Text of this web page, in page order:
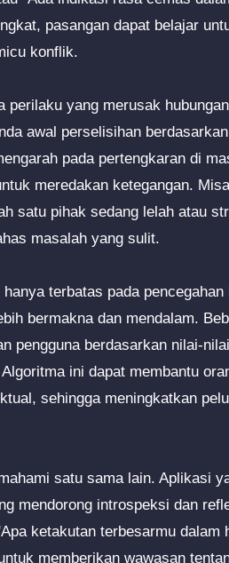
pasangan dapat belajar
konflik.
perilaku yang merusak
awal perselisihan
pada pertengkaran di
meredakan ketegangan.
satu pihak sedang lelah atau
masalah yang sulit.
terbatas pada
bermakna dan mendalam.
pengguna berdasarkan nilai-
ini dapat membantu
sehingga meningkatkan
satu sama lain. Aplikasi
mendorong introspeksi dan
ketakutan terbesarmu dalam
memberikan wawasan